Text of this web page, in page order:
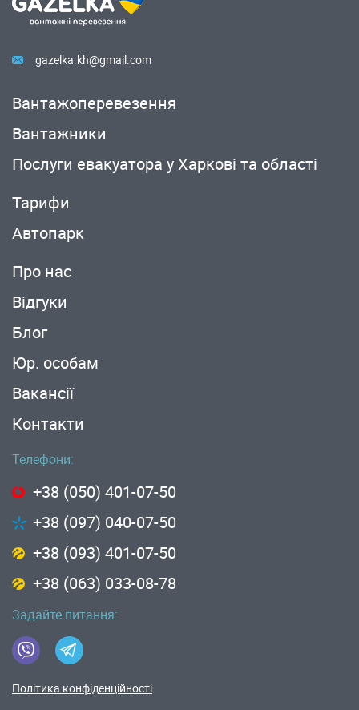
gazelka.kh@gmail.com
Вантажоперевезення
Вантажники
Послуги евакуатора у Харкові та області
Тарифи
Автопарк
Про нас
Вiдгуки
Блог
Юр. особам
Вакансії
Контакти
Телефони:
+38 (050) 401-07-50
+38 (097) 040-07-50
+38 (093) 401-07-50
+38 (063) 033-08-78
Задайте питання:
Політика конфіденційності